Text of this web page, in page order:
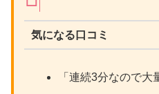
気になる口コミ
「連続3分なので大